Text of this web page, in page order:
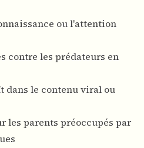
ou l'attention
contre les prédateurs en
dans le contenu viral ou
les parents préoccupés par